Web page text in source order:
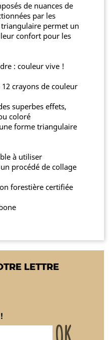
de nuances de
par les
permet un
confort pour les
: couleur vive !
crayons de couleur
superbes effets,
coloré
forme triangulaire
à utiliser
procédé de collage
forestière certifiée
LETTRE